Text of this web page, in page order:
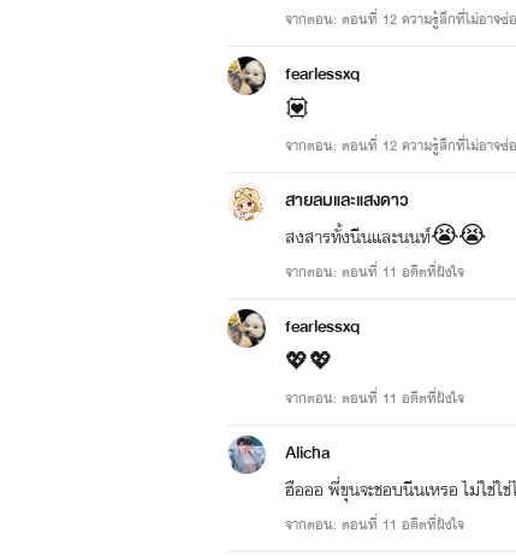
จากตอน: ตอนที่ 12 ความรู้สึกที่ไม่อาจซ่
fearlessxq
💟
จากตอน: ตอนที่ 12 ความรู้สึกที่ไม่อาจซ่
สายลมและแสงดาว
สงสารทั้งนีนและนนท์😭😭
จากตอน: ตอนที่ 11 อดีตที่ฝังใจ
fearlessxq
💖💖
จากตอน: ตอนที่ 11 อดีตที่ฝังใจ
Alicha
ฮือออ พี่ขุนจะชอบนีนเหรอ ไม่ใช่ใ
จากตอน: ตอนที่ 11 อดีตที่ฝังใจ